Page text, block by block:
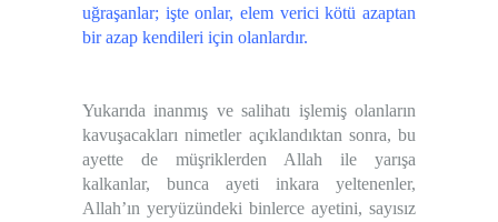
uğraşanlar; işte onlar, elem verici kötü azaptan
bir azap kendileri için olanlardır.
Yukarıda inanmış ve salihatı işlemiş olanların
kavuşacakları nimetler açıklandıktan sonra, bu
ayette de müşriklerden Allah ile yarışa
kalkanlar, bunca ayeti inkara yeltenenler,
Allah’ın yeryüzündeki binlerce ayetini, sayısız